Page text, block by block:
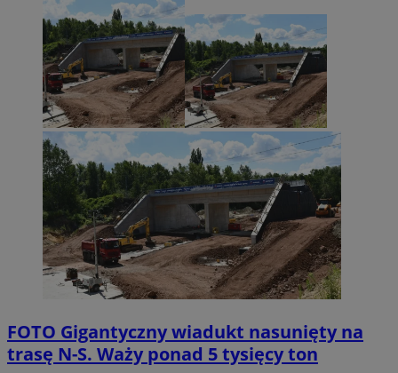
FOTO Gigantyczny wiadukt nasunięty na
trasę N-S. Waży ponad 5 tysięcy ton